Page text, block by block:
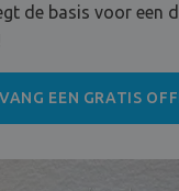
de basis voor een
EEN GRATIS